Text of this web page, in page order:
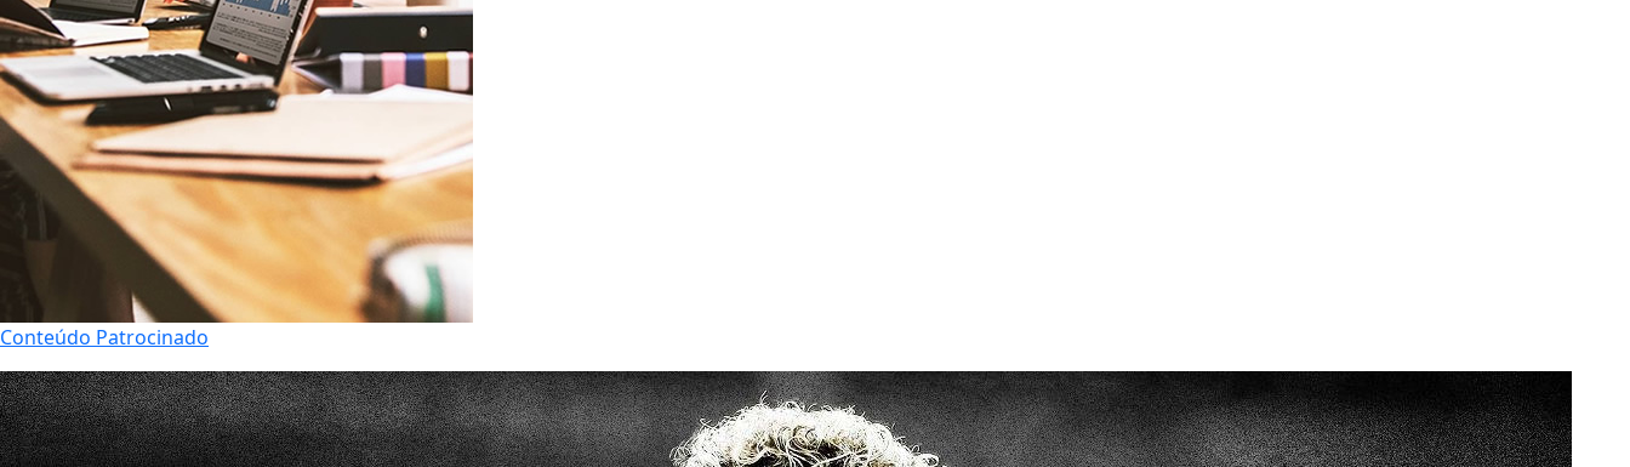
Conteúdo Patrocinado